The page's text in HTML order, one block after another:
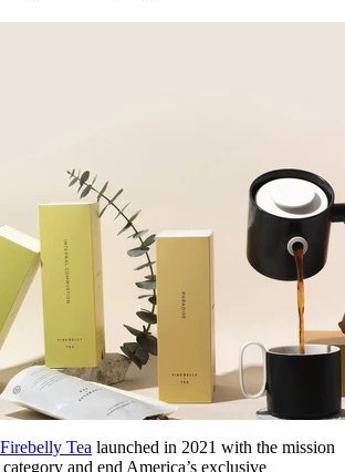
Firebelly Tea launched in 2021 with the mission
and end America’s exclusive